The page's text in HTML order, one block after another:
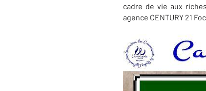
cadre de vie aux
agence CENTURY 21